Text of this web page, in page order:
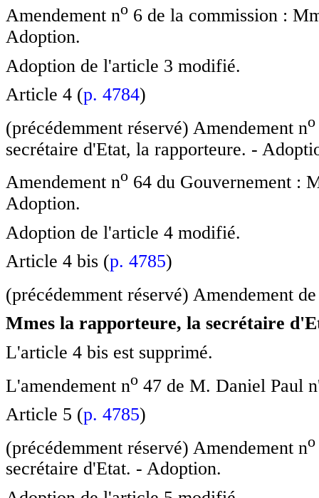
Amendement no 6 de la commission :
Adoption.
Adoption de l'article 3 modifié.
Article 4 (p. 4784)
(précédemment réservé) Amendement no
secrétaire d'Etat, la rapporteure. -
Amendement no 64 du Gouvernement :
Adoption.
Adoption de l'article 4 modifié.
Article 4 bis (p. 4785)
(précédemment réservé) Amendement
Mmes la rapporteure, la secrétaire
L'article 4 bis est supprimé.
L'amendement no 47 de M. Daniel Paul
Article 5 (p. 4785)
(précédemment réservé) Amendement no
secrétaire d'Etat. - Adoption.